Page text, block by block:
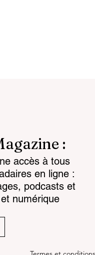
2030: a new era
shape
:
accès à tous
en ligne :
podcasts et
numérique